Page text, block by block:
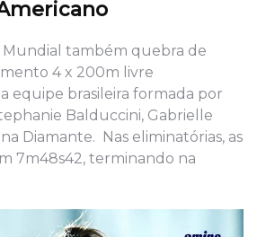
Mundial também quebra de
4 x 200m livre
equipe brasileira formada por
Balduccini, Gabrielle
Diamante. Nas eliminatórias, as
7m48s42, terminando na